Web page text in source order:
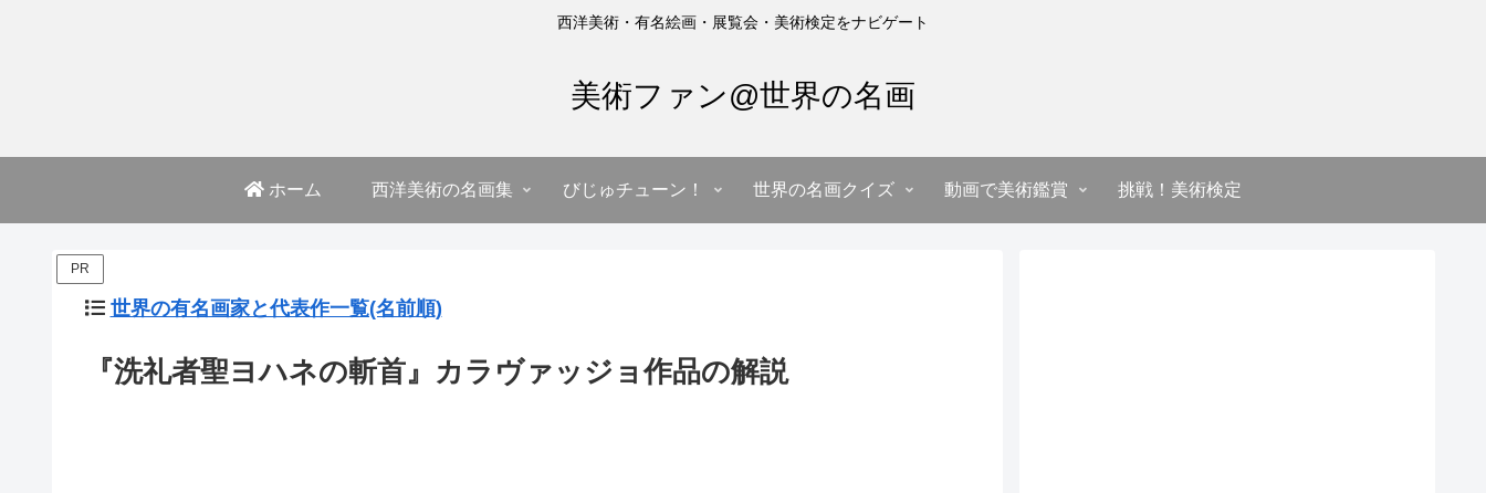
西洋美術・有名絵画・展覧会・美術検定をナビゲート
美術ファン@世界の名画
ホーム 西洋美術の名画集 びじゅチューン！ 世界の名画クイズ 動画で美術鑑賞 挑戦！美術検定
PR
世界の有名画家と代表作一覧(名前順)
『洗礼者聖ヨハネの斬首』カラヴァッジョ作品の解説